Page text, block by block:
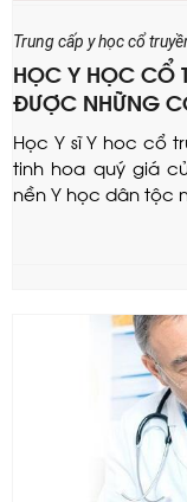
Trung cấp y học cổ
HỌC Y HỌC CỔ
ĐƯỢC NHỮNG
Học Y sĩ Y hoc cổ
tinh hoa quý giá
nền Y học dân tộc